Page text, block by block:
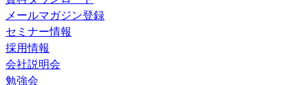
メールマガジン登録
セミナー情報
採用情報
会社説明会
勉強会